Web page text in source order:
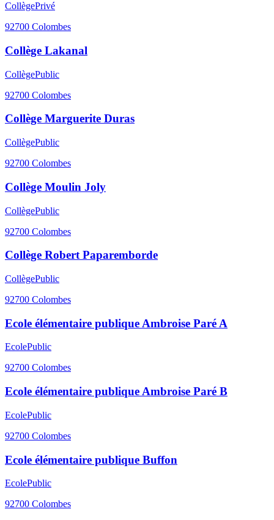
CollègePrivé
92700 Colombes
Collège Lakanal
CollègePublic
92700 Colombes
Collège Marguerite Duras
CollègePublic
92700 Colombes
Collège Moulin Joly
CollègePublic
92700 Colombes
Collège Robert Paparemborde
CollègePublic
92700 Colombes
Ecole élémentaire publique Ambroise Paré A
EcolePublic
92700 Colombes
Ecole élémentaire publique Ambroise Paré B
EcolePublic
92700 Colombes
Ecole élémentaire publique Buffon
EcolePublic
92700 Colombes